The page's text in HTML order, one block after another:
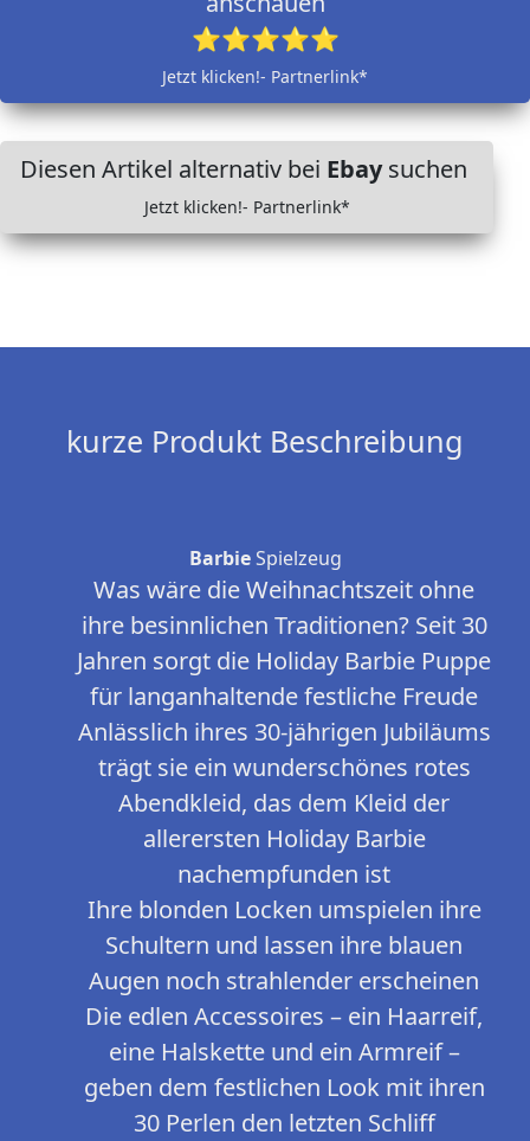
⭐⭐⭐⭐⭐
Jetzt klicken!- Partnerlink*
Diesen Artikel alternativ bei Ebaysuchen
Jetzt klicken!- Partnerlink*
kurze Produkt Beschreibung
BarbieSpielzeug
Was wäre die Weihnachtszeit ohne
ihre besinnlichen Traditionen? Seit 30
Jahren sorgt die Holiday Barbie Puppe
für langanhaltende festliche Freude
Anlässlich ihres 30-jährigen Jubiläums
trägt sie ein wunderschönes rotes
Abendkleid, das dem Kleid der
allerersten Holiday Barbie
nachempfunden ist
Ihre blonden Locken umspielen ihre
Schultern und lassen ihre blauen
Augen noch strahlender erscheinen
Die edlen Accessoires – ein Haarreif,
eine Halskette und ein Armreif –
geben dem festlichen Look mit ihren
30 Perlen den letzten Schliff